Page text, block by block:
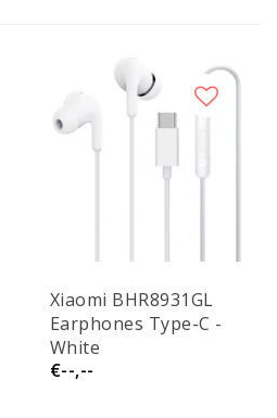
Xiaomi BHR8931GL
Earphones Type-C -
White
€--,--